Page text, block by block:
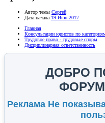
Автор темы Сергей
Дата начала 19 Июн 2017
Главная
Консультации юристов по
Трудовое право - трудовые споры
Дисциплинарная ответственность
ДОБРО
Реклама Не